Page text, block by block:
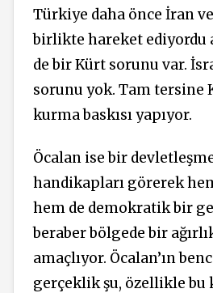
Türkiye daha önce İran
birlikte hareket ediyordu
de bir Kürt sorunu var.
sorunu yok. Tam tersine
kurma baskısı yapıyor.
Öcalan ise bir
handikapları görerek
hem de demokratik bir
beraber bölgede bir
amaçlıyor. Öcalan’ın
gerçeklik şu, özellikle bu